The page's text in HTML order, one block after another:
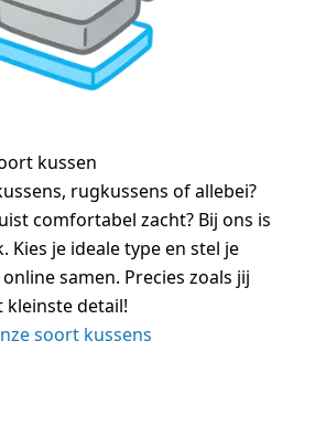
kussen
rugkussens of allebei?
comfortabel zacht? Bij ons is
Kies je ideale type en stel je
samen. Precies zoals jij
detail!
soort kussens